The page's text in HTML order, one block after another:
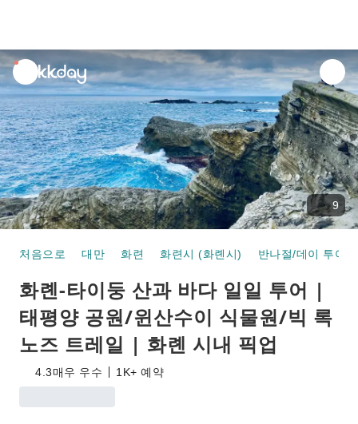
unread
notifications
9
처음으로 대만 화련 화련시 (화롄시) 반나절/데이 투어
화롄-타이둥 산과 바다 일일 투어 |
태평양 공원/윈산수이 식물원/빅 록
노즈 트레일 | 화롄 시내 픽업
4.3매우 우수 1K+ 예약